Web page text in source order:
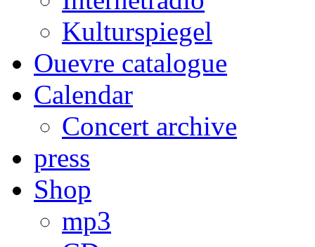
Kulturspiegel
Ouevre catalogue
Calendar
Concert archive
press
Shop
mp3